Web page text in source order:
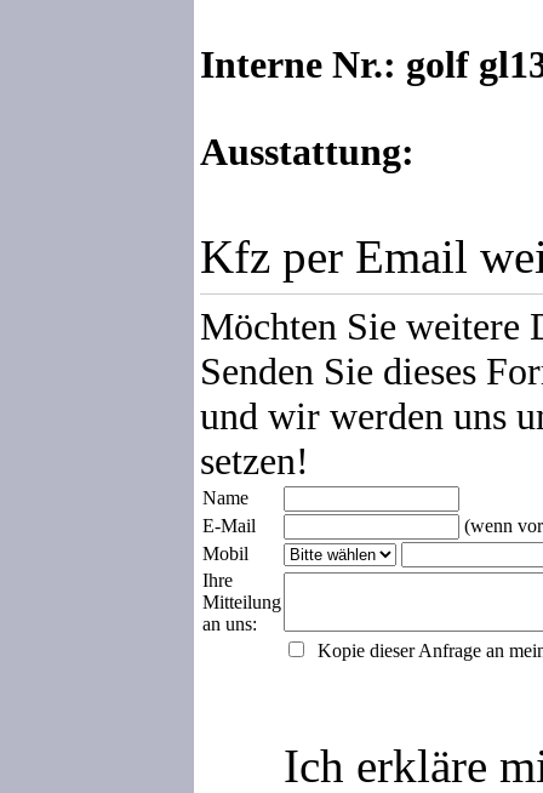
Interne Nr.: golf
Ausstattung:
Kfz per Email
Möchten Sie weitere
Senden Sie dieses
und wir werden uns
setzen!
Name
E-Mail
(wenn
Mobil
Ihre
Mitteilung
an uns:
Kopie dieser Anfrage an
Ich erkläre